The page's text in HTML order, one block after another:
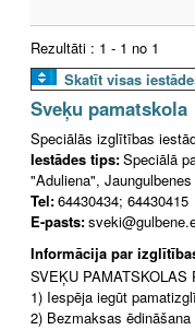
Rezultāti : 1 - 1 no 1
Skatīt visas
Sveķu pamatskola
Speciālās izglītības
Iestādes tips:Speciālā
"Aduliena",
Tel:64430434; 64430415
E-pasts:
Informācija par
SVEĶU PAMATSKOLAS
1) Iespēja iegūt
2) Bezmaksas ēdināšana